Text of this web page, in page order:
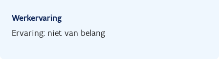
Werkervaring
Ervaring: niet van belang